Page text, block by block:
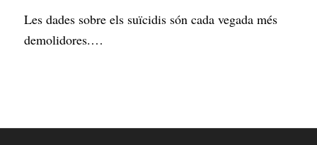
Les dades sobre els suïcidis són cada vegada més
demolidores.…